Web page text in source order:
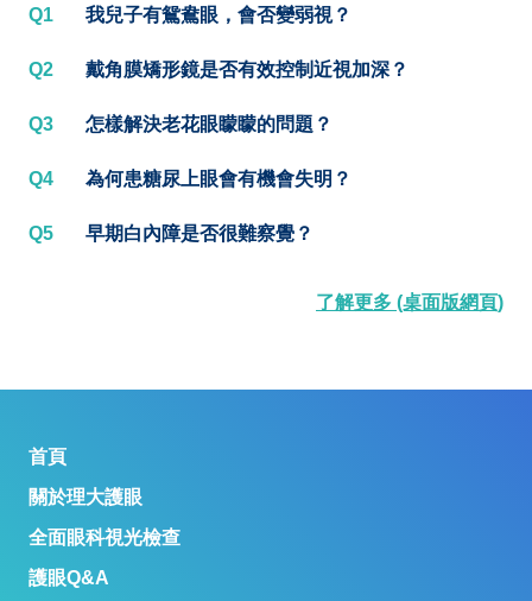
Q1 我兒子有鴛鴦眼，會否變弱視？
Q2 戴角膜矯形鏡是否有效控制近視加深？
Q3 怎樣解決老花眼矇矇的問題？
Q4 為何患糖尿上眼會有機會失明？
Q5 早期白內障是否很難察覺？
了解更多 (桌面版網頁)
首頁
關於理大護眼
全面眼科視光檢查
護眼Q&A